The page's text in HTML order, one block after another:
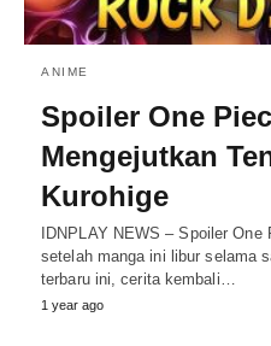
ANIME
Spoiler One
Mengejutkan
Kurohige
IDNPLAY NEWS – Spoiler
setelah manga ini libur selama
terbaru ini, cerita kembali…
1 year ago